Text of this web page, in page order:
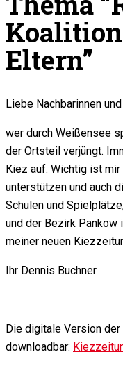
Eltern”
Liebe Nachbarinnen
wer durch Weißensee
der Ortsteil verjüngt.
Kiez auf. Wichtig ist
unterstützen und auch
Schulen und
und der Bezirk Pankow
meiner neuen
Ihr Dennis Buchner
Die digitale Version
downloadbar: